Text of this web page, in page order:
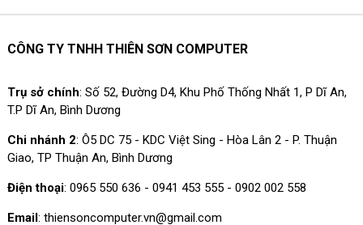
CÔNG TY TNHH THIÊN SƠN COMPUTER
Trụ sở chính: Số 52, Đường D4, Khu Phố Thống Nhất 1, P Dĩ An,
T.P Dĩ An, Bình Dương
Chi nhánh 2: Ô5 DC 75 - KDC Việt Sing - Hòa Lân 2 - P. Thuận
Giao, TP Thuận An, Bình Dương
Điện thoại: 0965 550 636 - 0941 453 555 - 0902 002 558
Email: thiensoncomputer.vn@gmail.com